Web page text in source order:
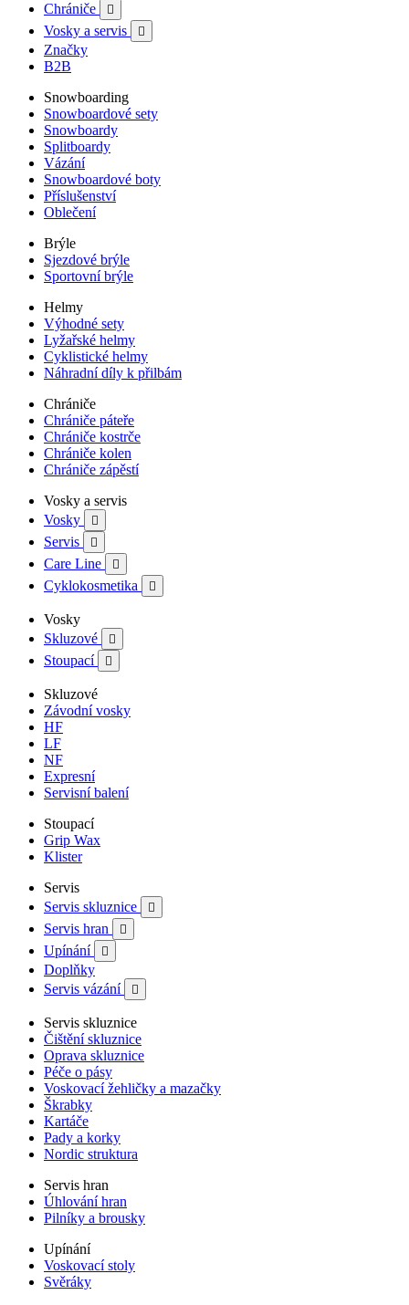
Chrániče 
Vosky a servis 
Značky
B2B
Snowboarding
Snowboardové sety
Snowboardy
Splitboardy
Vázání
Snowboardové boty
Příslušenství
Oblečení
Brýle
Sjezdové brýle
Sportovní brýle
Helmy
Výhodné sety
Lyžařské helmy
Cyklistické helmy
Náhradní díly k přilbám
Chrániče
Chrániče páteře
Chrániče kostrče
Chrániče kolen
Chrániče zápěstí
Vosky a servis
Vosky

Servis 
Care Line 
Cyklokosmetika 
Vosky
Skluzové

Stoupací 
Skluzové
Závodní vosky
HF
LF
NF
Expresní
Servisní balení
Stoupací
Grip Wax
Klister
Servis
Servis skluznice

Servis hran 
Upínání 
Doplňky
Servis vázání

Servis skluznice
Čištění skluznice
Oprava skluznice
Péče o pásy
Voskovací žehličky a mazačky
Škrabky
Kartáče
Pady a korky
Nordic struktura
Servis hran
Úhlování hran
Pilníky a brousky
Upínání
Voskovací stoly
Svěráky